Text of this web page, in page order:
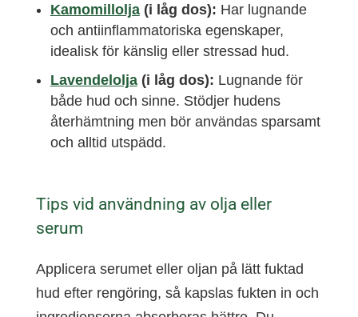
Kamomillolja(i låg dos): Har lugnande
och antiinflammatoriska egenskaper,
idealisk för känslig eller stressad hud.
Lavendelolja(i låg dos): Lugnande för
både hud och sinne. Stödjer hudens
återhämtning men bör användas sparsamt
och alltid utspädd.
Tips vid användning av olja eller
serum
Applicera serumet eller oljan på lätt fuktad
hud efter rengöring, så kapslas fukten in och